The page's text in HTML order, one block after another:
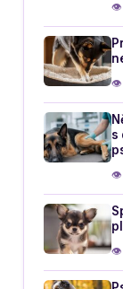
👁
👁
s
👁
👁